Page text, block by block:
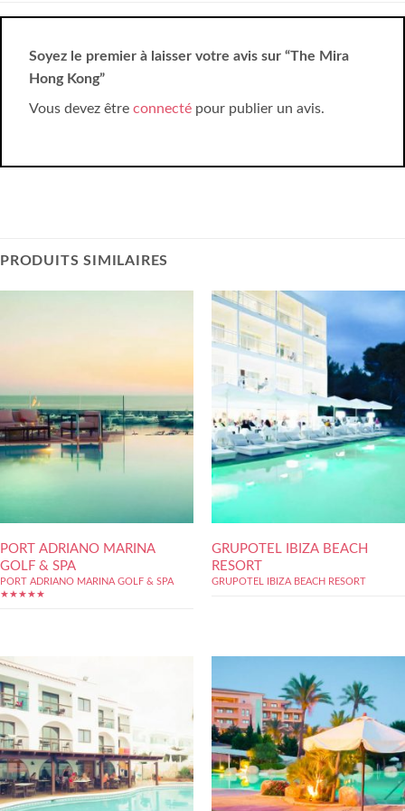
Soyez le premier à laisser votre avis sur “The Mira
Hong Kong”
Vous devez être connecté pour publier un avis.
PRODUITS SIMILAIRES
PORT ADRIANO MARINA
GOLF & SPA
PORT ADRIANO MARINA GOLF & SPA
★★★★★
GRUPOTEL IBIZA BEACH
RESORT
GRUPOTEL IBIZA BEACH RESORT